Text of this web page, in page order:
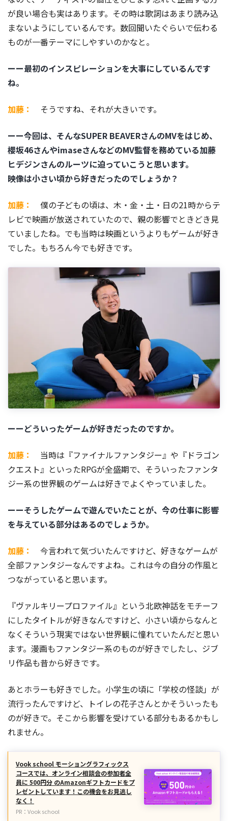
が良い場合も実はあります。その時は歌詞はあまり読み込
まないようにしているんです。数回聞いたぐらいで伝わる
ものが一番テーマにしやすいのかなと。
ーー最初のインスピレーションを大事にしているんです
ね。
加藤： そうですね、それが大きいです。
ーー今回は、そんなSUPER BEAVERさんのMVをはじめ、
櫻坂46さんやimaseさんなどのMV監督を務めている加藤
ヒデジンさんのルーツに迫っていこうと思います。
映像は小さい頃から好きだったのでしょうか？
加藤：
僕の子どもの頃は、木・金・土・日の21時からテ
レビで映画が放送されていたので、親の影響でときどき見
ていましたね。でも当時は映画というよりもゲームが好き
でした。もちろん今でも好きです。
ーーどういったゲームが好きだったのですか。
加藤：
当時は『ファイナルファンタジー』や『ドラゴン
クエスト』といったRPGが全盛期で、そういったファンタ
ジー系の世界観のゲームは好きでよくやっていました。
ーーそうしたゲームで遊んでいたことが、今の仕事に影響
を与えている部分はあるのでしょうか。
加藤：
今言われて気づいたんですけど、好きなゲームが
全部ファンタジーなんですよね。これは今の自分の作風と
つながっていると思います。
『ヴァルキリープロファイル』という北欧神話をモチーフ
にしたタイトルが好きなんですけど、小さい頃からなんと
なくそういう現実ではない世界観に憧れていたんだと思い
ます。漫画もファンタジー系のものが好きでしたし、ジブ
リ作品も昔から好きです。
あとホラーも好きでした。小学生の頃に「学校の怪談」が
流行ったんですけど、トイレの花子さんとかそういったも
のが好きで。そこから影響を受けている部分もあるかもし
れません。
Vook school モーショングラフィックス
コースでは、オンライン相談会の参加者全
員に 500円分 のAmazonギフトカードをプ
レゼントしています！この機会をお見逃し
なく！
PR：Vook school